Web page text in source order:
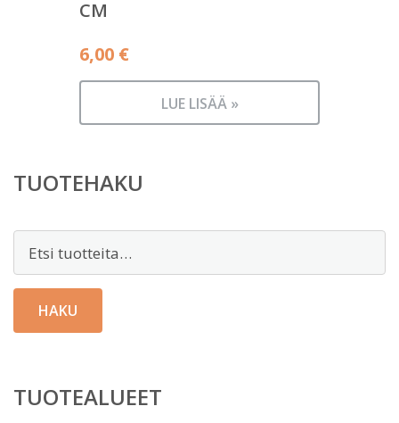
CM
6,00 €
LUE LISÄÄ »
TUOTEHAKU
HAKU
TUOTEALUEET